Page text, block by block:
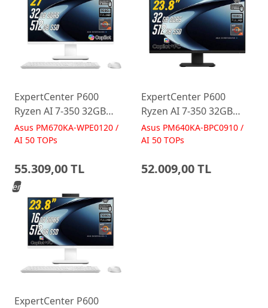
ExpertCenter P600
Ryzen AI 7-350 32GB
512GB 27 FreeDos Beyaz
AI-Powered AIO
Asus PM670KA-WPE0120 /
AI 50 TOPs
55.309,00 TL
ExpertCenter P600
Ryzen AI 7-350 32GB
512GB 23.8 FreeDos
Siyah AI-Powered AIO
Asus PM640KA-BPC0910 /
AI 50 TOPs
52.009,00 TL
ExpertCenter P600
Yeni